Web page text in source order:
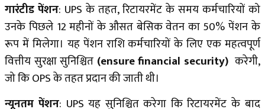
गारंटीड पेंशन: UPS के तहत, रिटायरमेंट के समय कर्मचारियों को
उनके पिछले 12 महीनों के औसत बेसिक वेतन का 50% पेंशन के
रूप में मिलेगा। यह पेंशन राशि कर्मचारियों के लिए एक महत्वपूर्ण
वित्तीय सुरक्षा सुनिश्चित (ensure financial security) करेगी,
जो कि OPS के तहत प्रदान की जाती थी।
न्यूनतम पेंशन: UPS यह सुनिश्चित करेगा कि रिटायरमेंट के बाद